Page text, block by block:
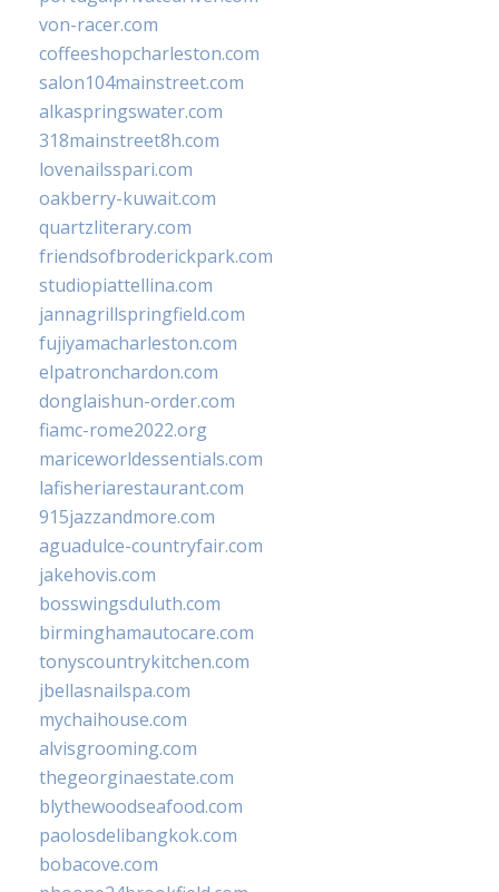
von-racer.com
coffeeshopcharleston.com
salon104mainstreet.com
alkaspringswater.com
318mainstreet8h.com
lovenailsspari.com
oakberry-kuwait.com
quartzliterary.com
friendsofbroderickpark.com
studiopiattellina.com
jannagrillspringfield.com
fujiyamacharleston.com
elpatronchardon.com
donglaishun-order.com
fiamc-rome2022.org
mariceworldessentials.com
lafisheriarestaurant.com
915jazzandmore.com
aguadulce-countryfair.com
jakehovis.com
bosswingsduluth.com
birminghamautocare.com
tonyscountrykitchen.com
jbellasnailspa.com
mychaihouse.com
alvisgrooming.com
thegeorginaestate.com
blythewoodseafood.com
paolosdelibangkok.com
bobacove.com